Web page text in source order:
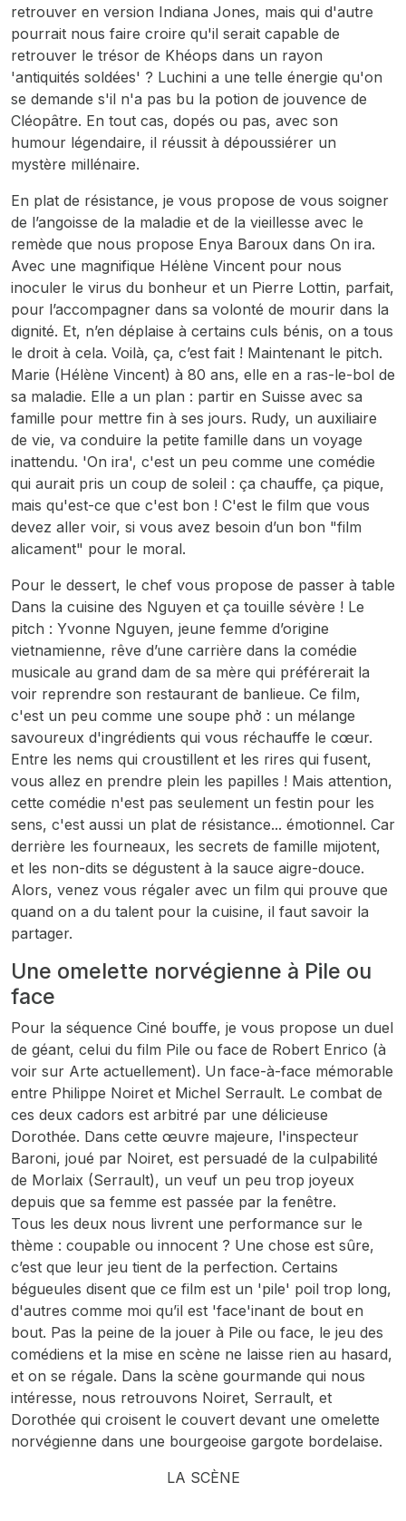
retrouver en version Indiana Jones, mais qui d'autre
pourrait nous faire croire qu'il serait capable de
retrouver le trésor de Khéops dans un rayon
'antiquités soldées' ? Luchini a une telle énergie qu'on
se demande s'il n'a pas bu la potion de jouvence de
Cléopâtre. En tout cas, dopés ou pas, avec son
humour légendaire, il réussit à dépoussiérer un
mystère millénaire.
En plat de résistance, je vous propose de vous soigner
de l’angoisse de la maladie et de la vieillesse avec le
remède que nous propose Enya Baroux dans On ira.
Avec une magnifique Hélène Vincent pour nous
inoculer le virus du bonheur et un Pierre Lottin, parfait,
pour l’accompagner dans sa volonté de mourir dans la
dignité. Et, n’en déplaise à certains culs bénis, on a tous
le droit à cela. Voilà, ça, c’est fait ! Maintenant le pitch.
Marie (Hélène Vincent) à 80 ans, elle en a ras-le-bol de
sa maladie. Elle a un plan : partir en Suisse avec sa
famille pour mettre fin à ses jours. Rudy, un auxiliaire
de vie, va conduire la petite famille dans un voyage
inattendu. 'On ira', c'est un peu comme une comédie
qui aurait pris un coup de soleil : ça chauffe, ça pique,
mais qu'est-ce que c'est bon ! C'est le film que vous
devez aller voir, si vous avez besoin d’un bon "film
alicament" pour le moral.
Pour le dessert, le chef vous propose de passer à table
Dans la cuisine des Nguyen et ça touille sévère ! Le
pitch : Yvonne Nguyen, jeune femme d’origine
vietnamienne, rêve d’une carrière dans la comédie
musicale au grand dam de sa mère qui préférerait la
voir reprendre son restaurant de banlieue. Ce film,
c'est un peu comme une soupe phở : un mélange
savoureux d'ingrédients qui vous réchauffe le cœur.
Entre les nems qui croustillent et les rires qui fusent,
vous allez en prendre plein les papilles ! Mais attention,
cette comédie n'est pas seulement un festin pour les
sens, c'est aussi un plat de résistance... émotionnel. Car
derrière les fourneaux, les secrets de famille mijotent,
et les non-dits se dégustent à la sauce aigre-douce.
Alors, venez vous régaler avec un film qui prouve que
quand on a du talent pour la cuisine, il faut savoir la
partager.
Une omelette norvégienne à Pile ou
face
Pour la séquence Ciné bouffe, je vous propose un duel
de géant, celui du film Pile ou face de Robert Enrico (à
voir sur Arte actuellement). Un face-à-face mémorable
entre Philippe Noiret et Michel Serrault. Le combat de
ces deux cadors est arbitré par une délicieuse
Dorothée. Dans cette œuvre majeure, l'inspecteur
Baroni, joué par Noiret, est persuadé de la culpabilité
de Morlaix (Serrault), un veuf un peu trop joyeux
depuis que sa femme est passée par la fenêtre.
Tous les deux nous livrent une performance sur le
thème : coupable ou innocent ? Une chose est sûre,
c’est que leur jeu tient de la perfection. Certains
bégueules disent que ce film est un 'pile' poil trop long,
d'autres comme moi qu’il est 'face'inant de bout en
bout. Pas la peine de la jouer à Pile ou face, le jeu des
comédiens et la mise en scène ne laisse rien au hasard,
et on se régale. Dans la scène gourmande qui nous
intéresse, nous retrouvons Noiret, Serrault, et
Dorothée qui croisent le couvert devant une omelette
norvégienne dans une bourgeoise gargote bordelaise.
LA SCÈNE